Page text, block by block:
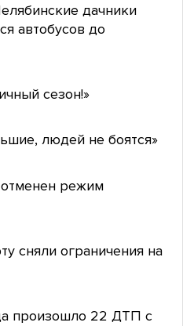
дачники
автобусов до
сезон!»
людей не боятся»
отменен режим
сняли ограничения на
произошло 22 ДТП с